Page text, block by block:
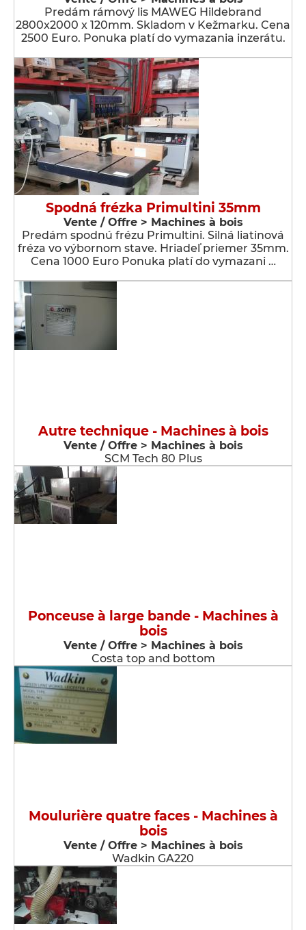
Predám rámový lis MAWEG Hildebrand
2800x2000 x 120mm. Skladom v Kežmarku. Cena
2500 Euro. Ponuka platí do vymazania inzerátu.
Spodná frézka Primultini 35mm
Vente / Offre > Machines à bois
Predám spodnú frézu Primultini. Silná liatinová
fréza vo výbornom stave. Hriadeľ priemer 35mm.
Cena 1000 Euro Ponuka platí do vymazani …
Autre technique - Machines à bois
Vente / Offre > Machines à bois
SCM Tech 80 Plus
Ponceuse à large bande - Machines à
bois
Vente / Offre > Machines à bois
Costa top and bottom
Moulurière quatre faces - Machines à
bois
Vente / Offre > Machines à bois
Wadkin GA220